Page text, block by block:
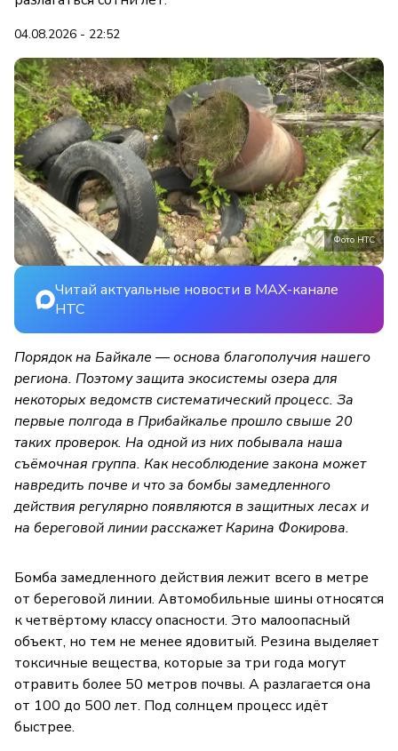
04.08.2026 - 22:52
Фото НТС
Читай актуальные новости в MAX-канале
НТС
Порядок на Байкале — основа благополучия нашего
региона. Поэтому защита экосистемы озера для
некоторых ведомств систематический процесс. За
первые полгода в Прибайкалье прошло свыше 20
таких проверок. На одной из них побывала наша
съёмочная группа. Как несоблюдение закона может
навредить почве и что за бомбы замедленного
действия регулярно появляются в защитных лесах и
на береговой линии расскажет Карина Фокирова.
Бомба замедленного действия лежит всего в метре
от береговой линии. Автомобильные шины относятся
к четвёртому классу опасности. Это малоопасный
объект, но тем не менее ядовитый. Резина выделяет
токсичные вещества, которые за три года могут
отравить более 50 метров почвы. А разлагается она
от 100 до 500 лет. Под солнцем процесс идёт
быстрее.